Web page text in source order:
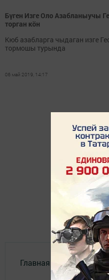
Бүген Изге Оло Азабланыучы
торган кöн
Кюб азабларга чыдаган изге
тормошы турында
06 май 2019, 14:17
Главная